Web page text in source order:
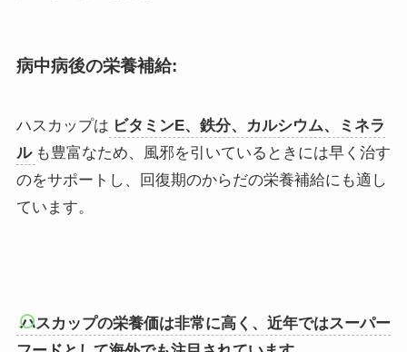
病中病後の栄養補給:
ハスカップは ビタミンE、鉄分、カルシウム、ミネラ
ル も豊富なため、風邪を引いているときには早く治す
のをサポートし、回復期のからだの栄養補給にも適し
ています。
ハスカップの栄養価は非常に高く、近年ではスーパー